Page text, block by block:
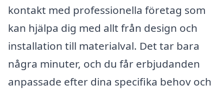
kontakt med professionella företag som
kan hjälpa dig med allt från design och
installation till materialval. Det tar bara
några minuter, och du får erbjudanden
anpassade efter dina specifika behov och